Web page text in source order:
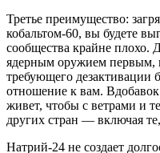
Третье преимущество:
кобальтом-60, вы будете
сообщества крайне плохо.
ядерным оружием первым,
требующего дезактивации
отношение к вам. Вдобавок
живет, чтобы с ветрами и
других стран — включая
Натрий-24 не создает